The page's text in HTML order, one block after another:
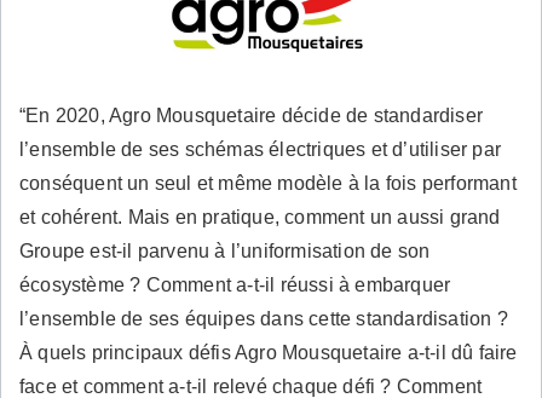
“En 2020, Agro Mousquetaire décide de standardiser
l’ensemble de ses schémas électriques et d’utiliser par
conséquent un seul et même modèle à la fois performant
et cohérent. Mais en pratique, comment un aussi grand
Groupe est-il parvenu à l’uniformisation de son
écosystème ? Comment a-t-il réussi à embarquer
l’ensemble de ses équipes dans cette standardisation ?
À quels principaux défis Agro Mousquetaire a-t-il dû faire
face et comment a-t-il relevé chaque défi ? Comment